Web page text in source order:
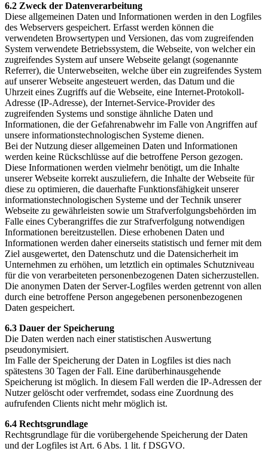
6.2 Zweck der Datenverarbeitung
Diese allgemeinen Daten und Informationen werden in den Logfiles
des Webservers gespeichert. Erfasst werden können die
verwendeten Browsertypen und Versionen, das vom zugreifenden
System verwendete Betriebssystem, die Webseite, von welcher ein
zugreifendes System auf unsere Webseite gelangt (sogenannte
Referrer), die Unterwebseiten, welche über ein zugreifendes System
auf unserer Webseite angesteuert werden, das Datum und die
Uhrzeit eines Zugriffs auf die Webseite, eine Internet-Protokoll-
Adresse (IP-Adresse), der Internet-Service-Provider des
zugreifenden Systems und sonstige ähnliche Daten und
Informationen, die der Gefahrenabwehr im Falle von Angriffen auf
unsere informationstechnologischen Systeme dienen.
Bei der Nutzung dieser allgemeinen Daten und Informationen
werden keine Rückschlüsse auf die betroffene Person gezogen.
Diese Informationen werden vielmehr benötigt, um die Inhalte
unserer Webseite korrekt auszuliefern, die Inhalte der Webseite für
diese zu optimieren, die dauerhafte Funktionsfähigkeit unserer
informationstechnologischen Systeme und der Technik unserer
Webseite zu gewährleisten sowie um Strafverfolgungsbehörden im
Falle eines Cyberangriffes die zur Strafverfolgung notwendigen
Informationen bereitzustellen. Diese erhobenen Daten und
Informationen werden daher einerseits statistisch und ferner mit dem
Ziel ausgewertet, den Datenschutz und die Datensicherheit im
Unternehmen zu erhöhen, um letztlich ein optimales Schutzniveau
für die von verarbeiteten personenbezogenen Daten sicherzustellen.
Die anonymen Daten der Server-Logfiles werden getrennt von allen
durch eine betroffene Person angegebenen personenbezogenen
Daten gespeichert.
6.3 Dauer der Speicherung
Die Daten werden nach einer statistischen Auswertung
pseudonymisiert.
Im Falle der Speicherung der Daten in Logfiles ist dies nach
spätestens 30 Tagen der Fall. Eine darüberhinausgehende
Speicherung ist möglich. In diesem Fall werden die IP-Adressen der
Nutzer gelöscht oder verfremdet, sodass eine Zuordnung des
aufrufenden Clients nicht mehr möglich ist.
6.4 Rechtsgrundlage
Rechtsgrundlage für die vorübergehende Speicherung der Daten
und der Logfiles ist Art. 6 Abs. 1 lit. f DSGVO.